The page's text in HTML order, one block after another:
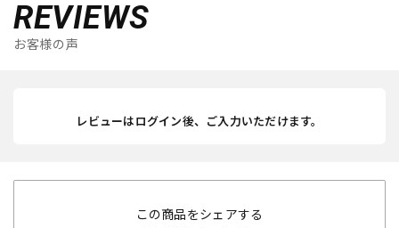
REVIEWS
お客様の声
レビューはログイン後、ご入力いただけます。
この商品をシェアする